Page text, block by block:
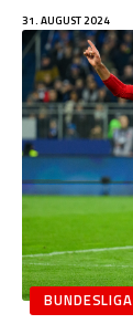
31. AUGUST 2024
BUNDESLIGA